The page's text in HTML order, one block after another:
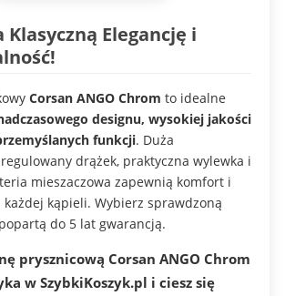
Klasyczną Elegancję i
Corsan ANGO Chrom to idealne
designu, wysokiej jakości
funkcji. Duża
drążek, praktyczna wylewka i
mieszaczowa zapewnią komfort i
każdej kąpieli. Wybierz sprawdzoną
do 5 lat gwarancją.
prysznicową Corsan ANGO Chrom
w SzybkiKoszyk.pl i ciesz się